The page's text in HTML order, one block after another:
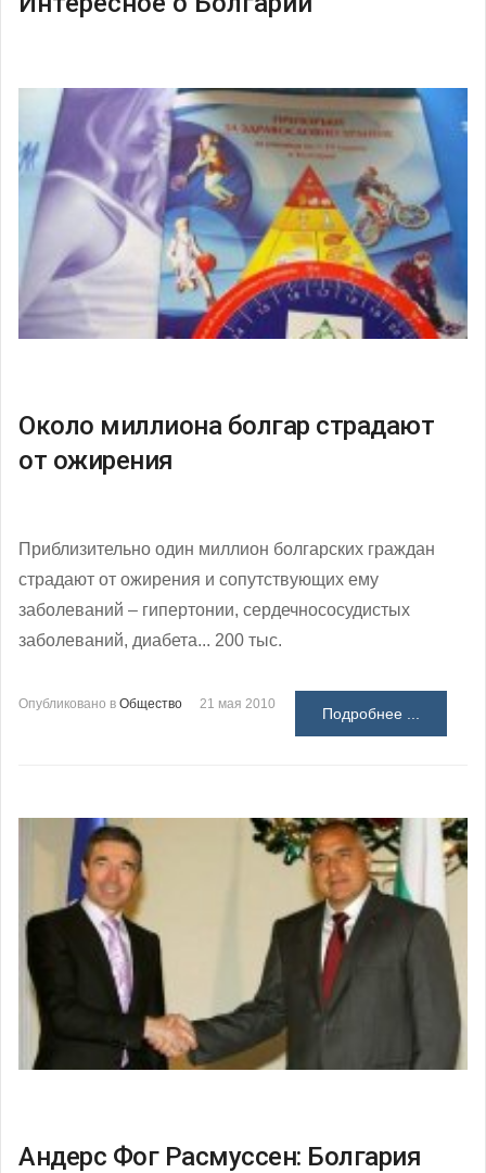
Около миллиона болгар страдают
от ожирения
Приблизительно один миллион болгарских граждан
страдают от ожирения и сопутствующих ему
заболеваний – гипертонии, сердечнососудистых
заболеваний, диабета... 200 тыс.
Опубликовано в Общество 21 мая 2010
Подробнее ...
Андерс Фог Расмуссен: Болгария